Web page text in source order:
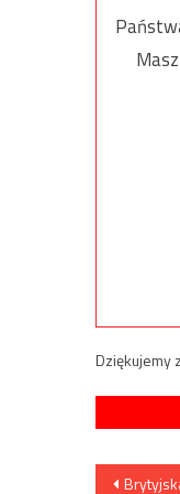
Dziękujemy